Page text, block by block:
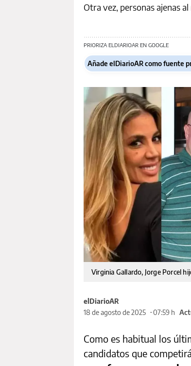
Otra vez, personas ajenas
PRIORIZA ELDIARIOAR EN GOOGLE
Añade elDiarioAR como fuente
Virginia Gallardo, Jorge Porcel
elDiarioAR
18 de agosto de 2025
07:59 h
Como es habitual los
candidatos que